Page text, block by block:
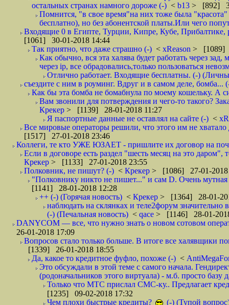
остальных странах намного дороже (-) < b13 > [892]
Помнится, "в свое время"на них тоже была
бесплатно), но без абонентской платы.Или чего
Входящие 0 в Египте, Турции, Кипре, Кубе,
[1061] 30-01-2018 14:44
Так приятно, что даже страшно (-) < xReason > [1089]
Как обычно, вся эта халява будет работать через
через ip, все обрадовались,только пользоваться
Отлично работает. Входящие бесплатны. (-)
съездите с ним в роуминг. Вдруг и в самом деле, бомба...
Как бы эта бомба не бомабнула по моему кошельку. А
Вам звонили для потверждения и чего-то такого?
Крекер > [1139] 28-01-2018 11:27
Я паспортные данные не оставлял на сайте (-) <
Все мировые операторы решили, что этого им не
[1517] 27-01-2018 23:46
Коллеги, те кто УЖЕ ЮЗАЕТ - пришлите их договор на
Если в договоре есть раздел "шесть месяц на это даром",
Крекер > [1133] 27-01-2018 23:55
Полковник, не пишут? (-) < Крекер > [1086] 27-01-2018
"Полковнику никто не пишет..." и сам D. Очень
[1141] 28-01-2018 12:28
++ (-) (Горячая новость) < Крекер > [1364] 28-01-
наблюдать на склянках и теле2форум
(-) (Печальная новость) < qace > [1146] 28-01-
DANYCOM — все, что нужно знать о новом сотовом
26-01-2018 17:09
Вопросов стало только больше. В итоге все халявщики
[1339] 26-01-2018 18:55
Да, какое то кредитное фуфло, похоже (-) <
Это обсуждали в этой теме с самого начала.
(родоначальников этого виртуала) - м.б. просто
Только что МТС прислал СМС-ку.. Предлагает
[1235] 09-02-2018 17:32
Чем плохи быстрые кредиты?
(-) (Тупой